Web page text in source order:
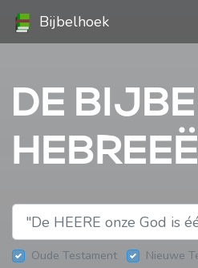
Bijbelhoek
DE
Oude Testament Nieuwe